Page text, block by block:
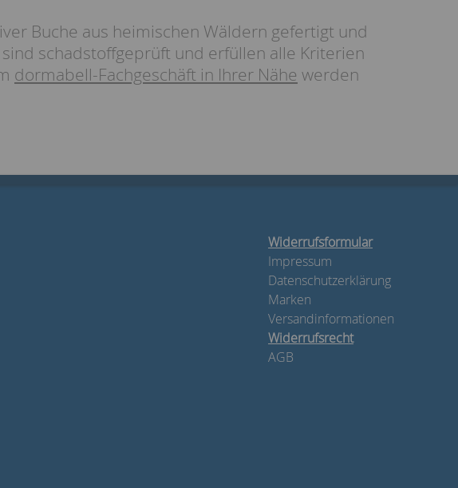
Buche aus heimischen Wäldern gefertigt und
schadstoffgeprüft und erfüllen alle Kriterien
dormabell-Fachgeschäft in Ihrer Nähe werden
Widerrufsformular
Impressum
Datenschutzerklärung
Marken
Versandinformationen
Widerrufsrecht
AGB